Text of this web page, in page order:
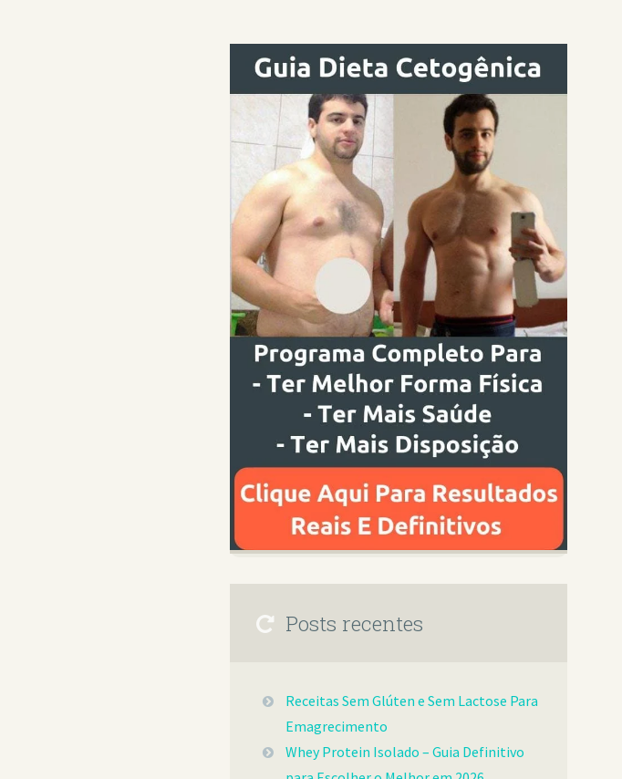
Posts recentes
Receitas Sem Glúten e Sem Lactose Para
Emagrecimento
Whey Protein Isolado – Guia Definitivo